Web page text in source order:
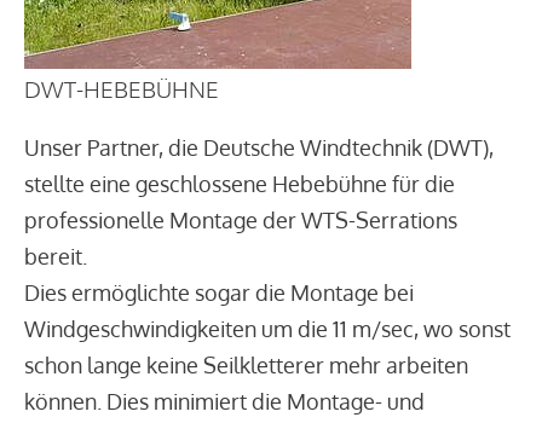
DWT-HEBEBÜHNE
Unser Partner, die Deutsche Windtechnik (DWT),
stellte eine geschlossene Hebebühne für die
professionelle Montage der WTS-Serrations
bereit.
Dies ermöglichte sogar die Montage bei
Windgeschwindigkeiten um die 11 m/sec, wo sonst
schon lange keine Seilkletterer mehr arbeiten
können. Dies minimiert die Montage- und